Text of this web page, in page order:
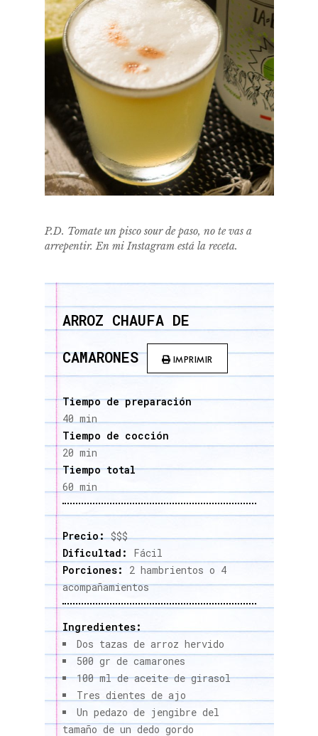
P.D. Tomate un pisco sour de paso, no te vas a
arrepentir. En mi Instagram está la receta.
ARROZ CHAUFA DE
CAMARONES
IMPRIMIR
Tiempo de preparación
40 min
Tiempo de cocción
20 min
Tiempo total
60 min
Precio:$$$
Dificultad:
Fácil
Porciones:
2 hambrientos o 4
acompañamientos
Ingredientes:
Dos tazas de arroz hervido
500 gr de camarones
100 ml de aceite de girasol
Tres dientes de ajo
Un pedazo de jengibre del
tamaño de un dedo gordo